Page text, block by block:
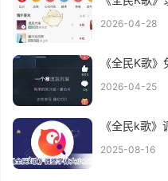
2026-04-28
《全民K歌
2026-04-25
《全民k歌
2025-08-16